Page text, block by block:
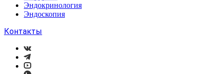
Эндокринология
Эндоскопия
Контакты